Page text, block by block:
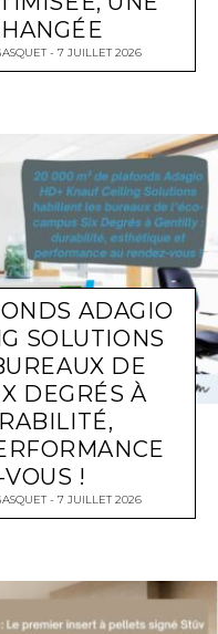
7 JUILLET 2026
ADAGIO
SOLUTIONS
DE
DEGRÉS À
!
7 JUILLET 2026